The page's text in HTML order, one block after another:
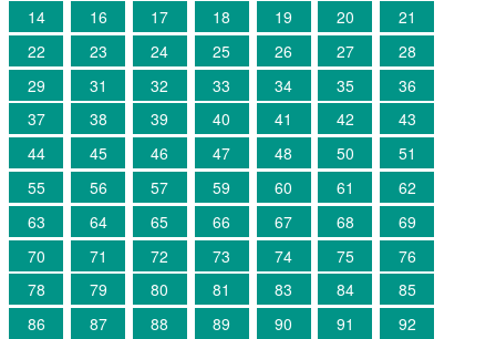
14
16 17 18 19 20
21
22
23 24 25 26 27
28
29
31 32 33 34 35
36
37
38 39 40 41 42
43
44
45 46 47 48 50
51
55
56 57 59 60 61
62
63
64 65 66 67 68
69
70
71 72 73 74 75
76
78
79 80 81 83 84
85
86
87 88 89 90 91 92